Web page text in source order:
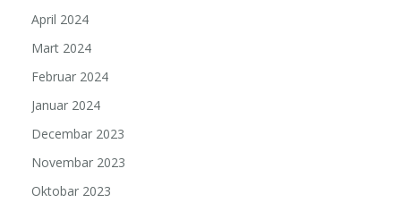
April 2024
Mart 2024
Februar 2024
Januar 2024
Decembar 2023
Novembar 2023
Oktobar 2023